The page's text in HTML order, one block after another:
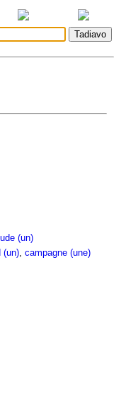
(un)
(un), campagne (une)